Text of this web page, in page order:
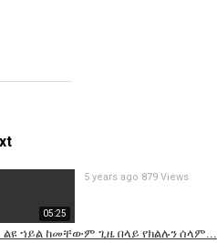
05:25
ኀይል ከመቸውም ጊዜ በላይ የክልሉን ሰላም...
5 years ago 879 Views